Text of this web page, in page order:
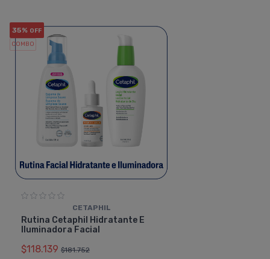
35% OFF
COMBO
CETAPHIL
Rutina Cetaphil Hidratante E
Iluminadora Facial
$118.139 $181.752